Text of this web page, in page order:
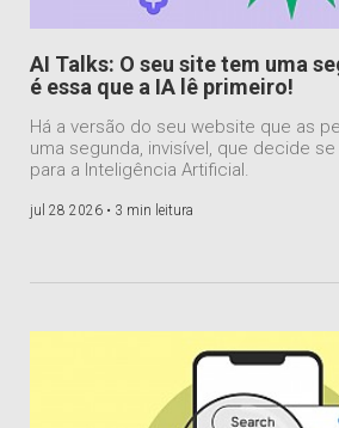
AI Talks: O seu site tem uma
é essa que a IA lê primeiro!
Há a versão do seu website que as
uma segunda, invisível, que decide
para a Inteligência Artificial.
jul 28 2026 • 3 min leitura